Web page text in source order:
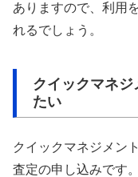
ありますので、利用
れるでしょう。
クイックマネジ
たい
クイックマネジメン
査定の申し込みです。